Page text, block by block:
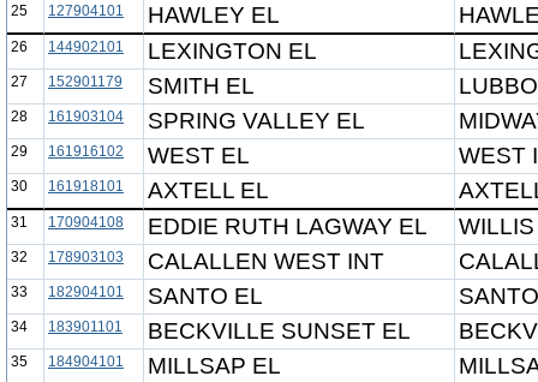
25 127904101 HAWLEY EL
26 144902101 LEXINGTON EL
27 152901179 SMITH EL
28 161903104 SPRING VALLEY EL
29 161916102 WEST EL WEST
30 161918101 AXTELL EL
31 170904108 EDDIE RUTH LAGWAY EL
32 178903103 CALALLEN WEST INT
33 182904101 SANTO EL
34 183901101 BECKVILLE SUNSET EL
35 184904101 MILLSAP EL